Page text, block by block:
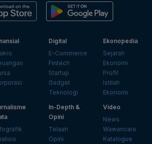
Digital
E-Commerce
Fintech
Startup
Gadget
Teknologi
Ekonopedia
Sejarah
Ekonomi
Profil
Istilah
Ekonomi
In-Depth &
Opini
Telaah
Opini
Video
News
Wawancara
Katalogue